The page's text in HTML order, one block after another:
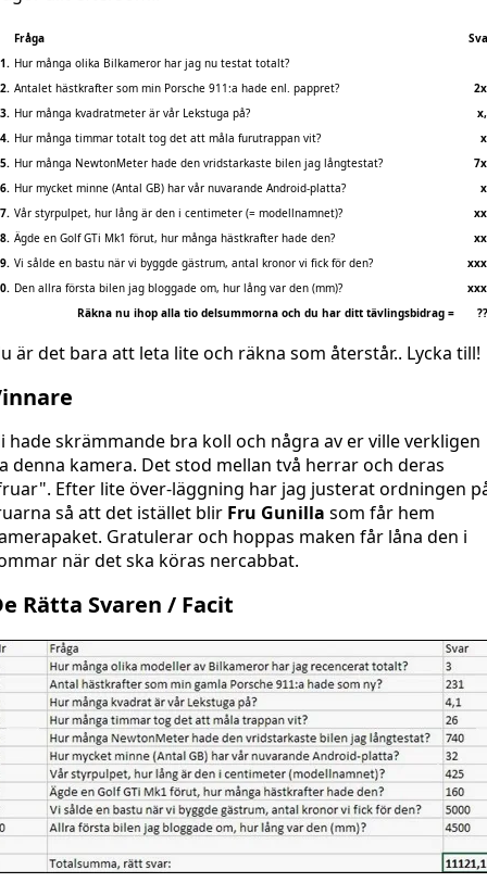
Fråga
Hur många olika Bilkameror har jag nu testat totalt?
Antalet hästkrafter som min Porsche 911:a hade enl. pappret?
Hur många kvadratmeter är vår Lekstuga på?
Hur många timmar totalt tog det att måla furutrappan vit?
Hur många NewtonMeter hade den vridstarkaste bilen jag långtestat?
Hur mycket minne (Antal GB) har vår nuvarande Android-platta?
Vår styrpulpet, hur lång är den i centimeter (= modellnamnet)?
Ägde en Golf GTi Mk1 förut, hur många hästkrafter hade den?
Vi sålde en bastu när vi byggde gästrum, antal kronor vi fick för den?
Den allra första bilen jag bloggade om, hur lång var den (mm)?
Räkna nu ihop alla tio delsummorna och du har ditt tävlingsbidrag =
är det bara att leta lite och räkna som återstår.. Lycka till!
hade skrämmande bra koll och några av er ville verkligen
denna kamera. Det stod mellan två herrar och deras
Efter lite över-läggning har jag justerat ordningen
så att det istället blir Fru Gunilla som får hem
Gratulerar och hoppas maken får låna den i
när det ska köras nercabbat.
Rätta Svaren / Facit